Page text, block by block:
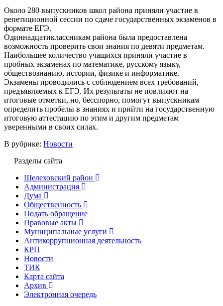
Около 280 выпускников школ района приняли участие в
репетиционной сессии по сдаче государственных экзаменов в
формате ЕГЭ.
Одиннадцатиклассникам района была предоставлена
возможность проверить свои знания по девяти предметам.
Наибольшее количество учащихся приняли участие в
пробных экзаменах по математике, русскому языку,
обществознанию, истории, физике и информатике.
Экзамены проводились с соблюдением всех требований,
предъявляемых к ЕГЭ. Их результаты не повлияют на
итоговые отметки, но, бесспорно, помогут выпускникам
определить пробелы в знаниях и прийти на государственную
итоговую аттестацию по этим и другим предметам
уверенными в своих силах.
В рубрике: Новости
Разделы сайта
Шелеховский район
Администрация
Дума
Общественность
Подать обращение
Правовые акты
Муниципальные услуги
Антикоррупционная деятельность
КРП
Новости
ТИК
Карта сайта
Архив
Электронная очередь